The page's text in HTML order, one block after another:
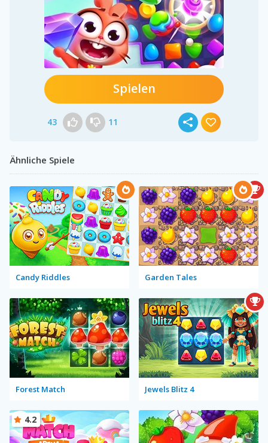
Spielen
43 11
Ähnliche Spiele
Candy Riddles Garden Tales
Forest Match Jewels Blitz 4
4.2